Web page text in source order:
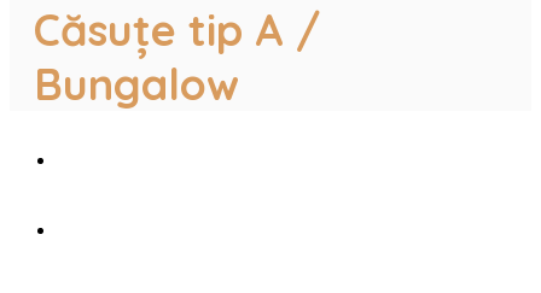
Căsuțe tip A /
Bungalow